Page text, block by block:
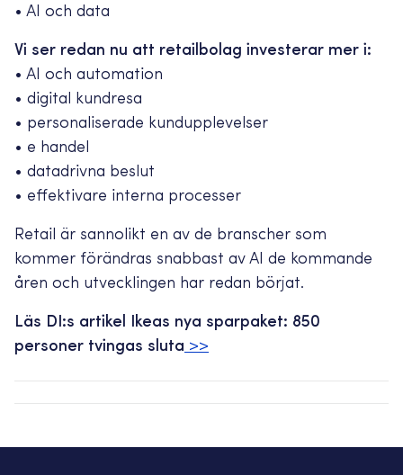
• AI och data
Vi ser redan nu att retailbolag investerar mer i:
• AI och automation
• digital kundresa
• personaliserade kundupplevelser
• e handel
• datadrivna beslut
• effektivare interna processer
Retail är sannolikt en av de branscher som
kommer förändras snabbast av AI de kommande
åren och utvecklingen har redan börjat.
Läs DI:s artikel Ikeas nya sparpaket: 850
personer tvingas sluta >>